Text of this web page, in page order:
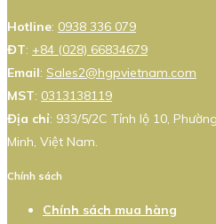
Hotline: 0938 336 079
ĐT: +84 (028) 66834679
Email: Sales2@hgpvietnam.com
MST: 0313138119
Địa chỉ: 933/5/2C Tỉnh lộ 10,
Minh, Việt Nam.
Chính sách
Chính sách mua hàng